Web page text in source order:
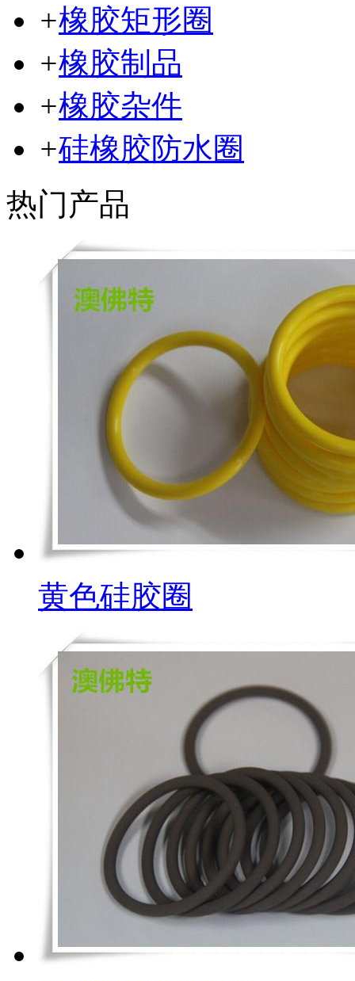
+橡胶矩形圈
+橡胶制品
+橡胶杂件
+硅橡胶防水圈
热门产品
黄色硅胶圈